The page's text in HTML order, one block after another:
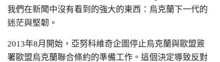
我們在新聞中沒有看到的強大的東西：烏克蘭下一代的
迷茫與堅韌。
2013年8月開始， 亞努科維奇企圖停止烏克蘭與歐盟簽
署歐盟烏克蘭聯合條約的準備工作。這個決定導致反對